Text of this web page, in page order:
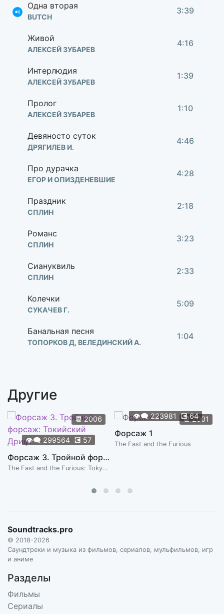
Одна вторая
BUTCH
3:39
Живой
АЛЕКСЕЙ ЗУБАРЕВ
4:16
Интерлюдия
АЛЕКСЕЙ ЗУБАРЕВ
1:39
Пролог
АЛЕКСЕЙ ЗУБАРЕВ
1:10
Девяносто суток
ДРЯГИЛЕВ И.
4:46
Про дурачка
ЕГОР И ОПИЗДЕНЕВШИЕ
4:28
Праздник
СПЛИН
2:18
Романс
СПЛИН
3:23
Сиануквиль
СПЛИН
2:33
Колечки
СУКАЧЕВ Г.
5:09
Банальная песня
ТОПОРКОВ Д, ВЕЛЕДИНСКИЙ А.
1:04
Здравствуй,мама
Любовь
ФРАГМЕНТЫ ИЗ ФИЛЬМА
Ну, пацаны,третий
ФРАГМЕНТЫ ИЗ ФИЛЬМА
Рация
ФРАГМЕНТЫ ИЗ ФИЛЬМА
Я самое ужасное привидение
Другие
📆2006
👁️‍🗨️ 299564 💽 57
Форсаж 3. Тройной форсаж: Токийский Дрифт
The Fast and the Furious: Tokyo Drift
📆2001
👁️‍🗨️223981 💽64
Форсаж 1
The Fast and the Furious
Soundtracks.pro
© 2018-2026
Саундтреки и музыка из фильмов, сериалов, мульфильмов, игр
и аниме
Разделы
Фильмы
Сериалы